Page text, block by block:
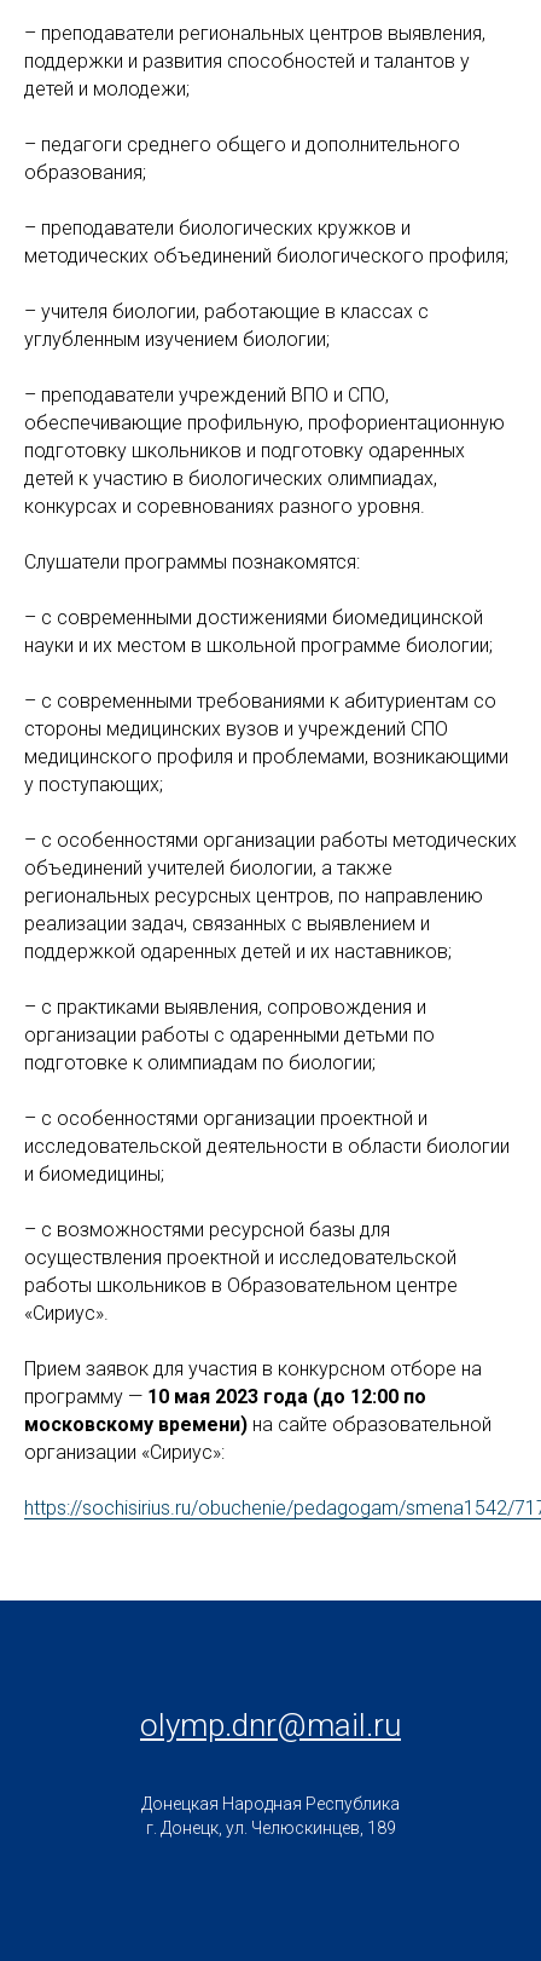
– преподаватели региональных центров выявления,
поддержки и развития способностей и талантов у
детей и молодежи;
– педагоги среднего общего и дополнительного
образования;
– преподаватели биологических кружков и
методических объединений биологического профиля;
– учителя биологии, работающие в классах с
углубленным изучением биологии;
– преподаватели учреждений ВПО и СПО,
обеспечивающие профильную, профориентационную
подготовку школьников и подготовку одаренных
детей к участию в биологических олимпиадах,
конкурсах и соревнованиях разного уровня.
Слушатели программы познакомятся:
– с современными достижениями биомедицинской
науки и их местом в школьной программе биологии;
– с современными требованиями к абитуриентам со
стороны медицинских вузов и учреждений СПО
медицинского профиля и проблемами, возникающими
у поступающих;
– с особенностями организации работы методических
объединений учителей биологии, а также
региональных ресурсных центров, по направлению
реализации задач, связанных с выявлением и
поддержкой одаренных детей и их наставников;
– с практиками выявления, сопровождения и
организации работы с одаренными детьми по
подготовке к олимпиадам по биологии;
– с особенностями организации проектной и
исследовательской деятельности в области биологии
и биомедицины;
– с возможностями ресурсной базы для
осуществления проектной и исследовательской
работы школьников в Образовательном центре
«Сириус».
Прием заявок для участия в конкурсном отборе на
программу — 10 мая 2023 года (до 12:00 по
московскому времени) на сайте образовательной
организации «Сириус»:
https://sochisirius.ru/obuchenie/pedagogam/smena1542/
olymp.dnr@mail.ru
Донецкая Народная Республика
г. Донецк, ул. Челюскинцев, 189